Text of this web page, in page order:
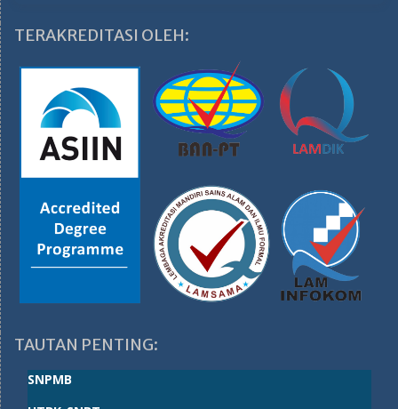
TERAKREDITASI OLEH:
TAUTAN PENTING:
SNPMB